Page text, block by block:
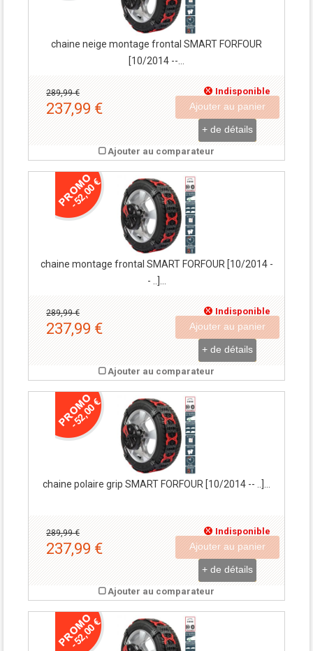
chaine neige montage frontal SMART FORFOUR
[10/2014 --...
Indisponible
289,99 €
237,99 € Ajouter au panier
+ de détails
Ajouter au comparateur
-52,00 €
chaine montage frontal SMART FORFOUR [10/2014 -
- ..]...
Indisponible
289,99 €
237,99 € Ajouter au panier
+ de détails
Ajouter au comparateur
-52,00 €
chaine polaire grip SMART FORFOUR [10/2014 -- ..]...
Indisponible
289,99 €
237,99 € Ajouter au panier
+ de détails
Ajouter au comparateur
-52,00 €